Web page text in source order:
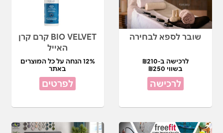
שובר לספא לבחירה
לרכישה ב-₪210
בשווי ₪250
לרכישה
BIO VELVET קרם קרן
האייל
12% הנחה על כל המוצרים
באתר
לפרטים